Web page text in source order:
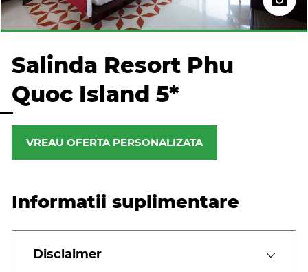
Salinda Resort Phu
Quoc Island 5*
VREAU OFERTA PERSONALIZATA
Informatii suplimentare
Disclaimer